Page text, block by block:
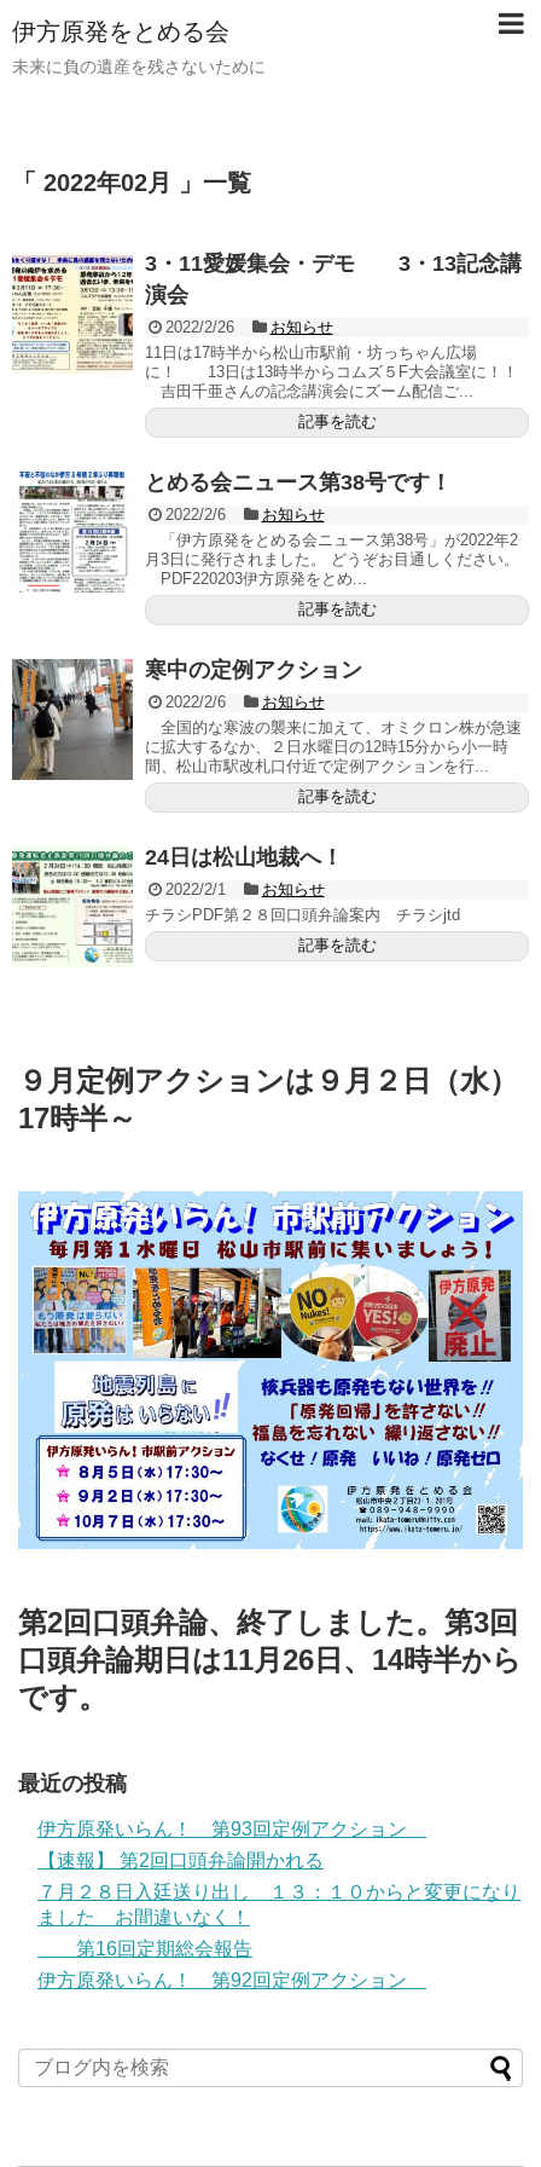
伊方原発をとめる会
未来に負の遺産を残さないために
「 2022年02月 」一覧
3・11愛媛集会・デモ 3・13記念講
演会
2022/2/26
お知らせ
11日は17時半から松山市駅前・坊っちゃん広場
に！ 13日は13時半からコムズ５F大会議室に！！
吉田千亜さんの記念講演会にズーム配信ご...
記事を読む
とめる会ニュース第38号です！
2022/2/6
お知らせ
「伊方原発をとめる会ニュース第38号」が2022年2
月3日に発行されました。 どうぞお目通しください。
PDF220203伊方原発をとめ...
記事を読む
寒中の定例アクション
2022/2/6
お知らせ
全国的な寒波の襲来に加えて、オミクロン株が急速
に拡大するなか、２日水曜日の12時15分から小一時
間、松山市駅改札口付近で定例アクションを行...
記事を読む
24日は松山地裁へ！
2022/2/1
お知らせ
チラシPDF第２８回口頭弁論案内 チラシjtd
記事を読む
９月定例アクションは９月２日（水）
17時半～
第2回口頭弁論、終了しました。第3回
口頭弁論期日は11月26日、14時半から
です。
最近の投稿
伊方原発いらん！ 第93回定例アクション
【速報】 第2回口頭弁論開かれる
７月２８日入廷送り出し １３：１０からと変更になり
ました お間違いなく！
第16回定期総会報告
伊方原発いらん！ 第92回定例アクション